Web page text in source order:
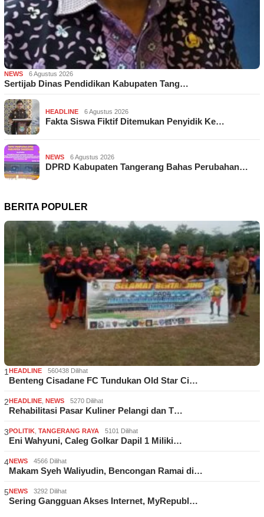
NEWS 6 Agustus 2026
Sertijab Dinas Pendidikan Kabupaten Tang…
HEADLINE 6 Agustus 2026
Fakta Siswa Fiktif Ditemukan Penyidik Ke…
NEWS 6 Agustus 2026
DPRD Kabupaten Tangerang Bahas Perubahan…
BERITA POPULER
1 HEADLINE 560438 Dilihat
Benteng Cisadane FC Tundukan Old Star Ci…
2HEADLINE NEWS 5270 Dilihat
Rehabilitasi Pasar Kuliner Pelangi dan T…
3POLITIK TANGERANG RAYA 5101 Dilihat
Eni Wahyuni, Caleg Golkar Dapil 1 Miliki…
4NEWS 4566 Dilihat
Makam Syeh Waliyudin, Bencongan Ramai di…
5NEWS 3292 Dilihat
Sering Gangguan Akses Internet, MyRepubl…